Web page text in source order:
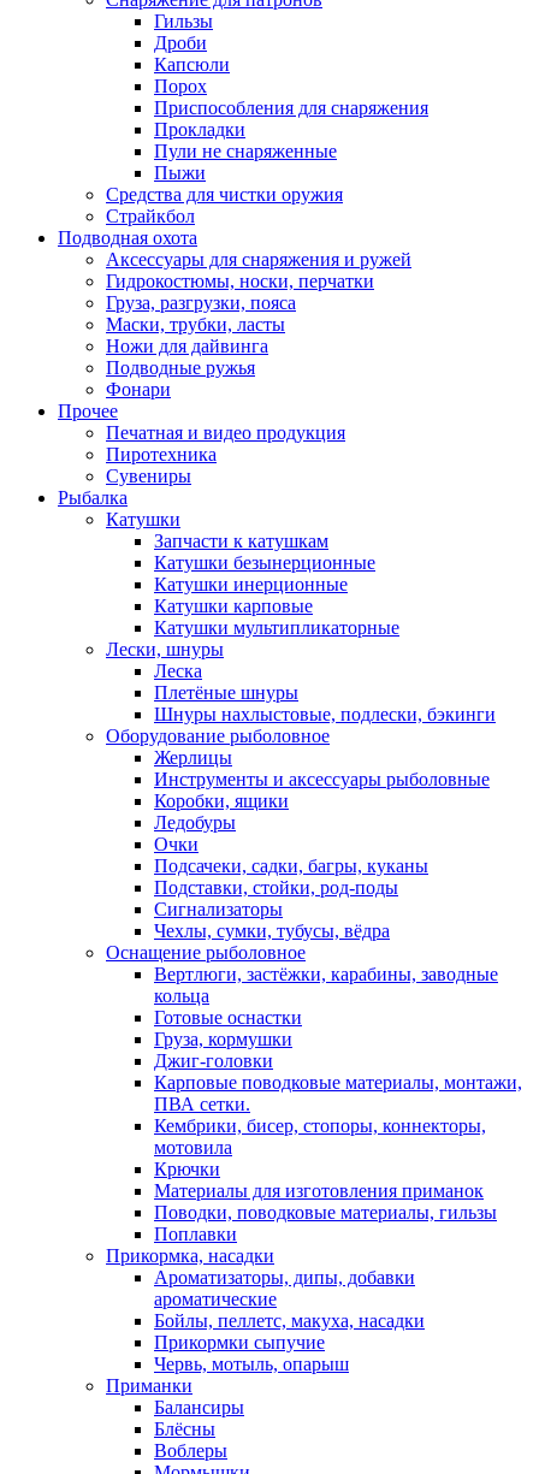
Гильзы
Дроби
Капсюли
Порох
Приспособления для снаряжения
Прокладки
Пули не снаряженные
Пыжи
Средства для чистки оружия
Страйкбол
Подводная охота
Аксессуары для снаряжения и ружей
Гидрокостюмы, носки, перчатки
Груза, разгрузки, пояса
Маски, трубки, ласты
Ножи для дайвинга
Подводные ружья
Фонари
Прочее
Печатная и видео продукция
Пиротехника
Сувениры
Рыбалка
Катушки
Запчасти к катушкам
Катушки безынерционные
Катушки инерционные
Катушки карповые
Катушки мультипликаторные
Лески, шнуры
Леска
Плетёные шнуры
Шнуры нахлыстовые, подлески, бэкинги
Оборудование рыболовное
Жерлицы
Инструменты и аксессуары рыболовные
Коробки, ящики
Ледобуры
Очки
Подсачеки, садки, багры, куканы
Подставки, стойки, род-поды
Сигнализаторы
Чехлы, сумки, тубусы, вёдра
Оснащение рыболовное
Вертлюги, застёжки, карабины, заводные
кольца
Готовые оснастки
Груза, кормушки
Джиг-головки
Карповые поводковые материалы, монтажи,
ПВА сетки.
Кембрики, бисер, стопоры, коннекторы,
мотовила
Крючки
Материалы для изготовления приманок
Поводки, поводковые материалы, гильзы
Поплавки
Прикормка, насадки
Ароматизаторы, дипы, добавки
ароматические
Бойлы, пеллетс, макуха, насадки
Прикормки сыпучие
Червь, мотыль, опарыш
Приманки
Балансиры
Блёсны
Воблеры